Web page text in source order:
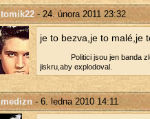
tomik22- 24. února 2011 23:32
je to bezva,je to malé,je
Po­li­ti­ci jsou jen banda
jis­kru,aby ex­plo­do­val.
medizn - 6. ledna 2010 14:11